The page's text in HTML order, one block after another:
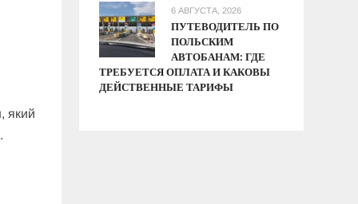
який
6 АВГУСТА, 2026
ПУТЕВОДИТЕЛЬ ПО
ПОЛЬСКИМ
АВТОБАНАМ: ГДЕ
ТРЕБУЕТСЯ ОПЛАТА И КАКОВЫ
ДЕЙСТВЕННЫЕ ТАРИФЫ